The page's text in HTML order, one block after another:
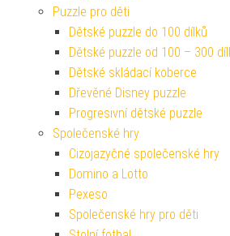
Puzzle pro děti
Dětské puzzle do 100 dílků
Dětské puzzle od 100 – 300
Dětské skládací koberce
Dřevěné Disney puzzle
Progresivní dětské puzzle
Společenské hry
Cizojazyčné společenské hry
Domino a Lotto
Pexeso
Společenské hry pro děti